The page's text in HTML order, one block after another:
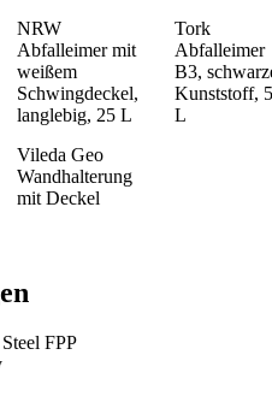
NRW
Abfalleimer mit
weißem
Schwingdeckel,
langlebig, 25 L
Tork
Abfalleimer
B3,
Kunststoff, 5
L
Vileda Geo
Wandhalterung
mit Deckel
FPP